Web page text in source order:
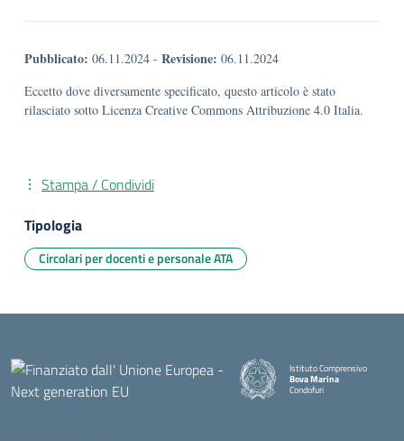
Pubblicato: 06.11.2024 - Revisione: 06.11.2024
Eccetto dove diversamente specificato, questo articolo è stato
rilasciato sotto Licenza Creative Commons Attribuzione 4.0 Italia.
Stampa / Condividi
Tipologia
Circolari per docenti e personale ATA
Istituto Comprensivo
Bova Marina
Condofuri